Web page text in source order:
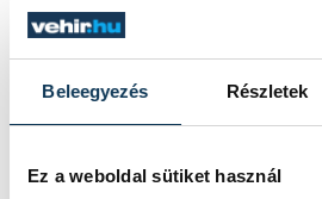
Beleegyezés Részletek
Ez a weboldal sütiket használ
Mivel hivatalosan nem
rendes játékidőn túl, tíz
mégis megadja azt az